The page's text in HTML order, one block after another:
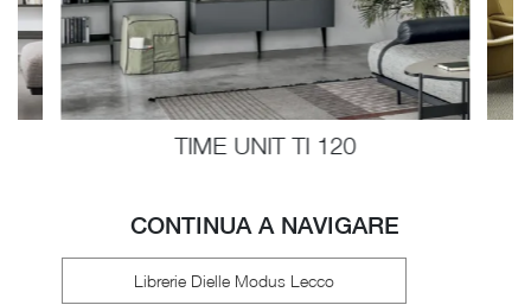
TIME UNIT TI 120
CONTINUA A NAVIGARE
Librerie Dielle Modus Lecco